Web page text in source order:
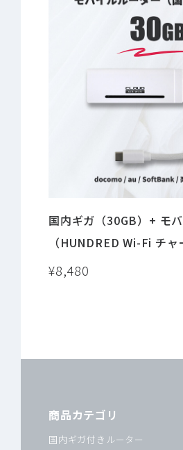
国内ギガ（30GB）+ モ
（HUNDRED Wi-Fi チ
体）USB / 車載 / バッテ
¥8,480
商品カテゴリ
国内ギガ付きルーター